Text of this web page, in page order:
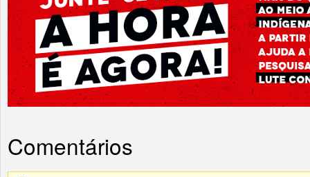
Comentários